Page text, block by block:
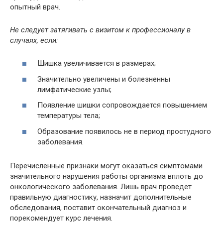
опытный врач.
Не следует затягивать с визитом к профессионалу в
случаях, если:
Шишка увеличивается в размерах;
Значительно увеличены и болезненны
лимфатические узлы;
Появление шишки сопровождается повышением
температуры тела;
Образование появилось не в период простудного
заболевания.
Перечисленные признаки могут оказаться симптомами
значительного нарушения работы организма вплоть до
онкологического заболевания. Лишь врач проведет
правильную диагностику, назначит дополнительные
обследования, поставит окончательный диагноз и
порекомендует курс лечения.